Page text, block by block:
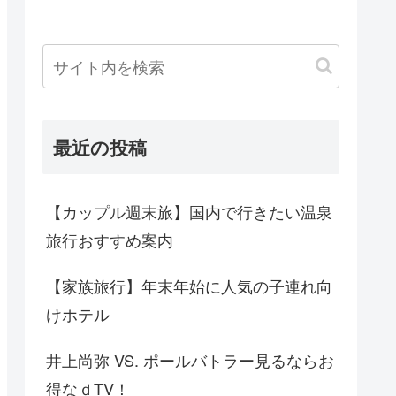
最近の投稿
【カップル週末旅】国内で行きたい温泉
旅行おすすめ案内
【家族旅行】年末年始に人気の子連れ向
けホテル
井上尚弥 VS. ポールバトラー見るならお
得なｄTV！